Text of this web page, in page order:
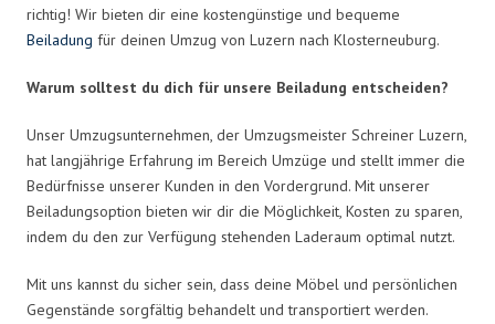
richtig! Wir bieten dir eine kostengünstige und bequeme
Beiladung für deinen Umzug von Luzern nach Klosterneuburg.
Warum solltest du dich für unsere Beiladung entscheiden?
Unser Umzugsunternehmen, der Umzugsmeister Schreiner Luzern,
hat langjährige Erfahrung im Bereich Umzüge und stellt immer die
Bedürfnisse unserer Kunden in den Vordergrund. Mit unserer
Beiladungsoption bieten wir dir die Möglichkeit, Kosten zu sparen,
indem du den zur Verfügung stehenden Laderaum optimal nutzt.
Mit uns kannst du sicher sein, dass deine Möbel und persönlichen
Gegenstände sorgfältig behandelt und transportiert werden.